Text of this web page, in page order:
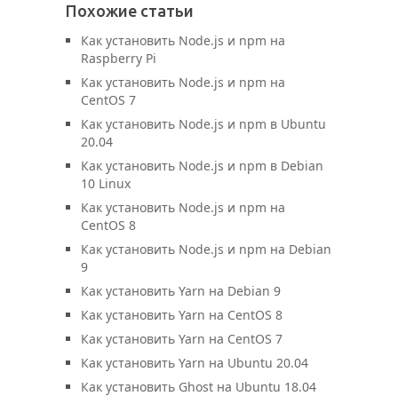
Похожие статьи
Как установить Node.js и npm на
Raspberry Pi
Как установить Node.js и npm на
CentOS 7
Как установить Node.js и npm в Ubuntu
20.04
Как установить Node.js и npm в Debian
10 Linux
Как установить Node.js и npm на
CentOS 8
Как установить Node.js и npm на Debian
9
Как установить Yarn на Debian 9
Как установить Yarn на CentOS 8
Как установить Yarn на CentOS 7
Как установить Yarn на Ubuntu 20.04
Как установить Ghost на Ubuntu 18.04